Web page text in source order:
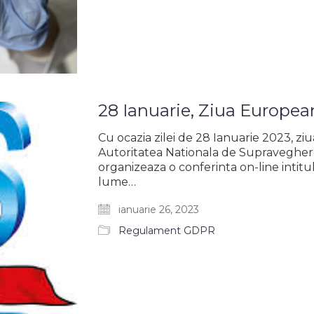
28 Ianuarie, Ziua
Cu ocazia zilei de 28 Ianuarie 2023,
Autoritatea Nationala de
organizeaza o conferinta on-line
lume…
ianuarie 26, 2023
Regulament GDPR